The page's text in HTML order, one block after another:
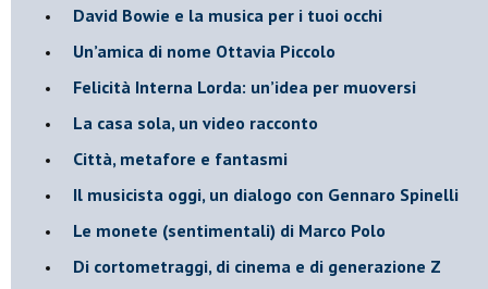
David Bowie e la musica per i tuoi occhi
Un’amica di nome Ottavia Piccolo
​Felicità Interna Lorda: un’idea per muoversi
​La casa sola, un video racconto
​Città, metafore e fantasmi
Il musicista oggi, un dialogo con Gennaro Spinelli
Le monete (sentimentali) di Marco Polo
​Di cortometraggi, di cinema e di generazione Z